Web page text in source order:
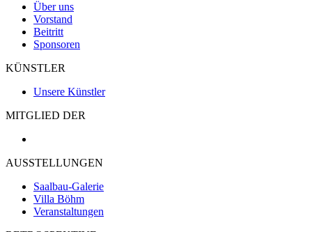
Über uns
Vorstand
Beitritt
Sponsoren
KÜNSTLER
Unsere Künstler
MITGLIED DER
AUSSTELLUNGEN
Saalbau-Galerie
Villa Böhm
Veranstaltungen